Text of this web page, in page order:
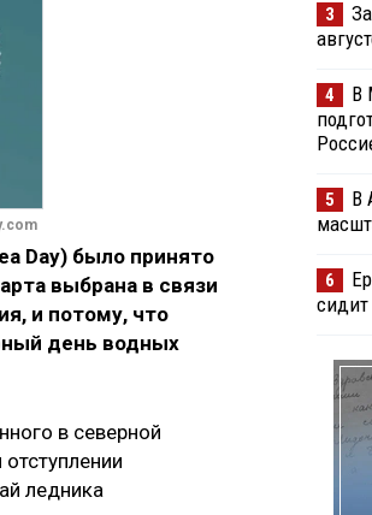
Day) было принято
выбрана в связи
и потому, что
день водных
в северной
ледника
3
4
В
5
В
6
сидит